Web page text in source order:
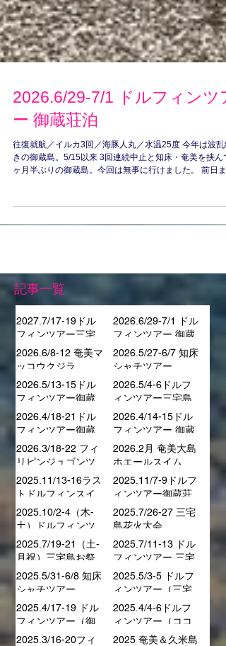
2026.6/29-7/1 ドルフィンツ
ー 御蔵荘泊
きの御蔵島。5/15以来 3回連続中止と知床・奄美を挟ん
ドカップ・日本-ブラジル戦。橘丸ラウンジはパブリック
ューイング会場に。 惜しくも負けてしまったけど佐野海
の先制弾の時は大騒ぎでした。また4年後を楽しみに待
りがとうございました。速攻で次回のご予約をいただい
方も。 次回もよろしくお願いします。
記事一覧
2027.7/17-19ドル
フィンツアー三宅
島泊
2026.6/29-7/1 ドル
フィンツアー 御蔵
荘泊
2026.6/8-12 奄美マ
ッコウクジラ
2026.5/27-6/7 知床
シャチツアー
2026.5/13-15ドル
フィンツアー御蔵
荘泊
2026.5/4-6ドルフ
ィンツアー三宅島
泊
2026.4/18-21ドル
フィンツアー御蔵
荘２泊
2026.4/14-15ドル
フィンツアー 御蔵
荘日帰り
2026.3/18-22 フィ
リピンジュゴンツ
アー
2026.2月 奄美大島
ホエールスイム
2025.11/13-16ラス
トドルフィンスイ
ム
2025.11/7-9ドルフ
ィンツアー御蔵荘
泊
2025.10/2-4（木-
土）ドルフィンツ
アー 御蔵荘泊
2025.7/26-27 三宅
島花火大会
2025.7/19-21（土-
月祝）三宅島お祭
り
2025.7/11-13 ドル
フィンツアー 三宅
島泊
2025.5/31-6/8 知床
シャチツアー
2025.5/3-5 ドルフ
ィンツアー（三宅